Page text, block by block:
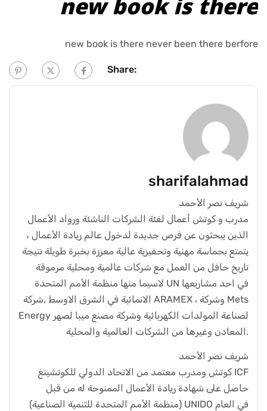
new book is there
new book is there never been there berfore
Share:
sharifalahmad
شريف نصر الأحمد
مدرب و كوتش أعمال لفئة الشركات الناشئة ورواد الأعمال
الذين يبحثون عن فرص جديدة لدخول عالم ريادة الأعمال ،
يتمتع بحماسة مهنية وتحفيزية عالية معززة بخبرة طويلة نتيجة
تاريخ حافل من العمل مع شركات عالمية ومحلية مرموقة
لاسيما منها منظمة الأمم المتحدة UN في احد مشاريعها
الانمائية في الشرق الاوسط ,شركة ARAMEX ، وشركة Mets
Energy لصناعة المولدات الكهربائية وشركة مصنع ميبا لصهر
المعادن وغيرها من الشركات العالمية والمحلية.
شريف نصر الأحمد
كوتش ومدرب معتمد من الاتحاد الدولي للكوتشينغ ICF
حاصل على شهادة ريادة الأعمال الممنوحة له من قبل
(منظمة الأمم المتحدة للتنمية الصناعية) UNIDO في العام